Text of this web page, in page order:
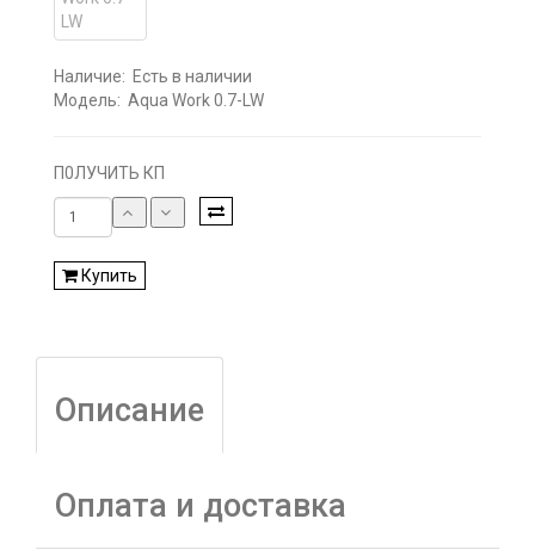
Наличие: Есть в наличии
Модель: Aqua Work 0.7-LW
П0ЛУЧИТЬ КП
Купить
Описание
Оплата и доставка